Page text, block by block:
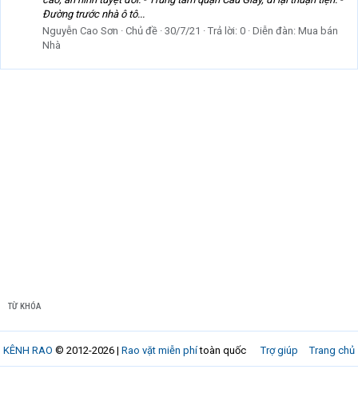
Đường trước nhà ô tô...
Nguyễn Cao Sơn
Chủ đề 30/7/21 Trả lời: 0 Diễn đàn: Mua bán
Nhà
TỪ KHÓA
Trợ giúp Trang chủ
KÊNH RAO © 2012-2026 | Rao vặt miễn phítoàn quốc